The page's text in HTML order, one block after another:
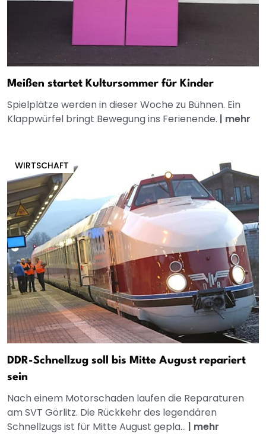
Meißen startet Kultursommer für Kinder
Spielplätze werden in dieser Woche zu Bühnen. Ein
Klappwürfel bringt Bewegung ins Ferienende. | mehr
WIRTSCHAFT
DDR-Schnellzug soll bis Mitte August repariert
sein
Nach einem Motorschaden laufen die Reparaturen
am SVT Görlitz. Die Rückkehr des legendären
Schnellzugs ist für Mitte August gepla... | mehr